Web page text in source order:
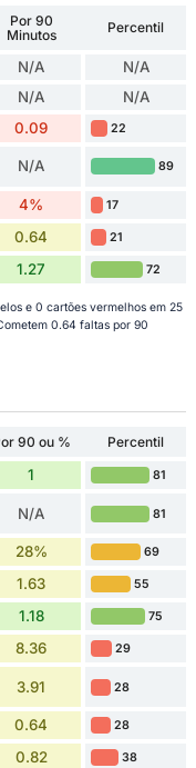
Por 90
Minutos
Percentil
N/A N/A
N/A N/A
0.09 22
N/A 89
4% 17
0.64 21
1.27 72
e 0 cartões vermelhos em 25
0.64 faltas por 90
90 ou %
Percentil
1 81
N/A 81
28% 69
1.63 55
1.18 75
8.36 29
3.91 28
0.64 28
0.82 38